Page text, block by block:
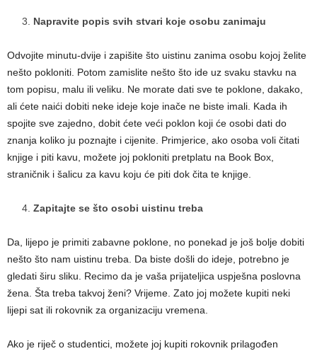
Napravite popis svih stvari koje osobu zanimaju
Odvojite minutu-dvije i zapišite što uistinu zanima osobu kojoj želite
nešto pokloniti. Potom zamislite nešto što ide uz svaku stavku na
tom popisu, malu ili veliku. Ne morate dati sve te poklone, dakako,
ali ćete naići dobiti neke ideje koje inače ne biste imali. Kada ih
spojite sve zajedno, dobit ćete veći poklon koji će osobi dati do
znanja koliko ju poznajte i cijenite. Primjerice, ako osoba voli čitati
knjige i piti kavu, možete joj pokloniti pretplatu na Book Box,
straničnik i šalicu za kavu koju će piti dok čita te knjige.
Zapitajte se što osobi uistinu treba
Da, lijepo je primiti zabavne poklone, no ponekad je još bolje dobiti
nešto što nam uistinu treba. Da biste došli do ideje, potrebno je
gledati širu sliku. Recimo da je vaša prijateljica uspješna poslovna
žena. Šta treba takvoj ženi? Vrijeme. Zato joj možete kupiti neki
lijepi sat ili rokovnik za organizaciju vremena.
Ako je riječ o studentici, možete joj kupiti rokovnik prilagođen